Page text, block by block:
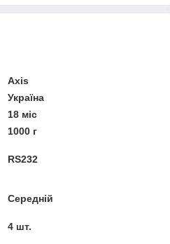
Axis
Україна
18 міс
1000 г
RS232
Середній
4 шт.